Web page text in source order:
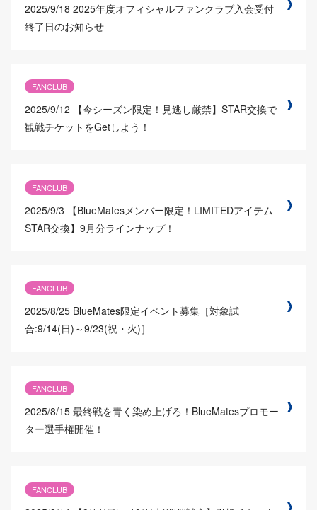
2025/9/18 2025年度オフィシャルファンクラブ入会受付
終了日のお知らせ
FANCLUB
2025/9/12
【今シーズン限定！見逃し厳禁】STAR交換で
観戦チケットをGetしよう！
FANCLUB
2025/9/3
【BlueMatesメンバー限定！LIMITEDアイテム
STAR交換】9月分ラインナップ！
FANCLUB
2025/8/25 BlueMates限定イベント募集［対象試
合:9/14(日)～9/23(祝・火)］
FANCLUB
2025/8/15 最終戦を青く染め上げろ！BlueMatesプロモー
ター選手権開催！
FANCLUB